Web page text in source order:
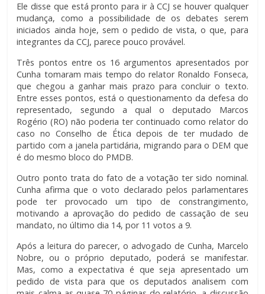
Ele disse que está pronto para ir à CCJ se houver qualquer
mudança, como a possibilidade de os debates serem
iniciados ainda hoje, sem o pedido de vista, o que, para
integrantes da CCJ, parece pouco provável.
Três pontos entre os 16 argumentos apresentados por
Cunha tomaram mais tempo do relator Ronaldo Fonseca,
que chegou a ganhar mais prazo para concluir o texto.
Entre esses pontos, está o questionamento da defesa do
representado, segundo a qual o deputado Marcos
Rogério (RO) não poderia ter continuado como relator do
caso no Conselho de Ética depois de ter mudado de
partido com a janela partidária, migrando para o DEM que
é do mesmo bloco do PMDB.
Outro ponto trata do fato de a votação ter sido nominal.
Cunha afirma que o voto declarado pelos parlamentares
pode ter provocado um tipo de constrangimento,
motivando a aprovação do pedido de cassação de seu
mandato, no último dia 14, por 11 votos a 9.
Após a leitura do parecer, o advogado de Cunha, Marcelo
Nobre, ou o próprio deputado, poderá se manifestar.
Mas, como a expectativa é que seja apresentado um
pedido de vista para que os deputados analisem com